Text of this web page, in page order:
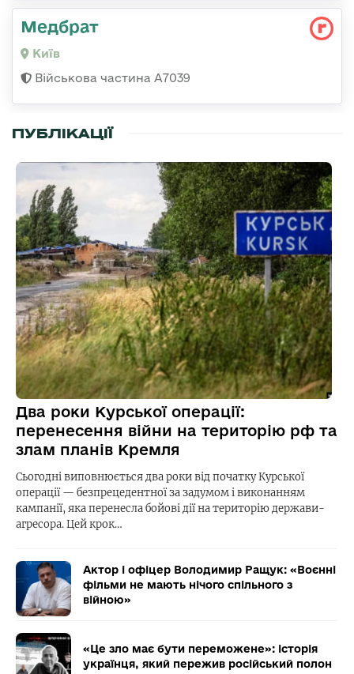
Медбрат
Київ
Військова частина А7039
ПУБЛІКАЦІЇ
Два роки Курської операції:
перенесення війни на територію рф та
злам планів Кремля
Сьогодні виповнюється два роки від початку Курської
операції — безпрецедентної за задумом і виконанням
кампанії, яка перенесла бойові дії на територію держави-
агресора. Цей крок…
Актор і офіцер Володимир Ращук: «Воєнні
фільми не мають нічого спільного з
війною»
«Це зло має бути переможене»: історія
українця, який пережив російський полон